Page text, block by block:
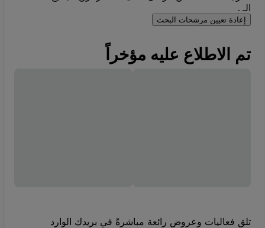
الـ .
إعادة تعيين مرشحات البحث
تم الاطلاع عليه مؤخراً
تلق فعاليات وعروض رائعة مباشرةً في بريدك الوارد